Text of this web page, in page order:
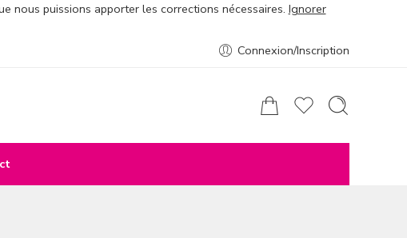
nous puissions apporter les corrections nécessaires. Ignorer
Connexion/Inscription